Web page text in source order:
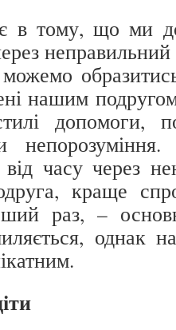
в тому, що ми
нашим
допомоги,
від часу через
краще
раз, –
однак